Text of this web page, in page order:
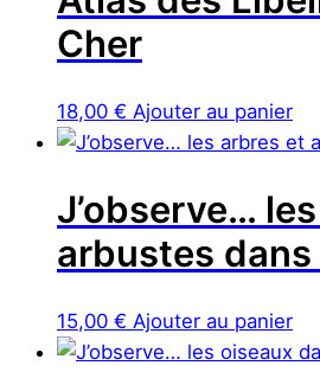
Cher
18,00 € Ajouter au panier
J’observe…
arbustes dans
15,00 € Ajouter au panier